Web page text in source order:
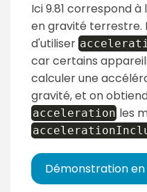
Ici 9.81 correspond
en gravité terrestre.
d'utiliser
car certains
calculer une
gravité, et on
acceleration les
Démonstration en